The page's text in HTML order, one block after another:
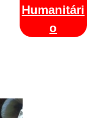
Humanitári
o